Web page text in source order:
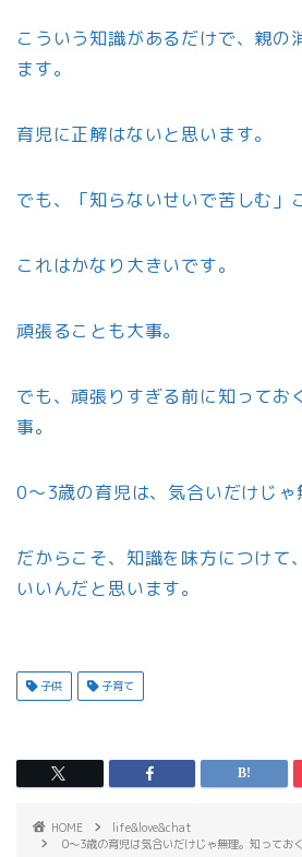
こういう知識があるだけで、親の
ます。
育児に正解はないと思います。
でも、「知らないせいで苦しむ」
これはかなり大きいです。
頑張ることも大事。
でも、頑張りすぎる前に知ってお
事。
0〜3歳の育児は、気合いだけじゃ
だからこそ、知識を味方につけて
いいんだと思います。
子供 子育て
HOME
life&love&chat
0〜3歳の育児は気合いだけじゃ無理。知ってお